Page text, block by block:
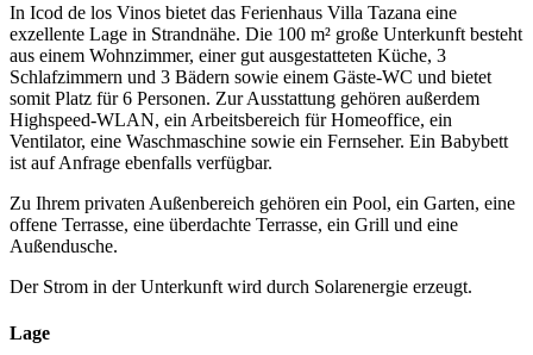
In Icod de los Vinos bietet das Ferienhaus Villa Tazana eine
exzellente Lage in Strandnähe. Die 100 m² große Unterkunft besteht
aus einem Wohnzimmer, einer gut ausgestatteten Küche, 3
Schlafzimmern und 3 Bädern sowie einem Gäste-WC und bietet
somit Platz für 6 Personen. Zur Ausstattung gehören außerdem
Highspeed-WLAN, ein Arbeitsbereich für Homeoffice, ein
Ventilator, eine Waschmaschine sowie ein Fernseher. Ein Babybett
ist auf Anfrage ebenfalls verfügbar.
Zu Ihrem privaten Außenbereich gehören ein Pool, ein Garten, eine
offene Terrasse, eine überdachte Terrasse, ein Grill und eine
Außendusche.
Der Strom in der Unterkunft wird durch Solarenergie erzeugt.
Lage